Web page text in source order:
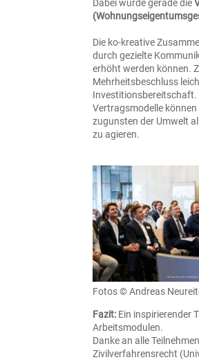
Dabei wurde gerade die
Die ko-kreative
durch gezielte
erhöht werden können.
Mehrheitsbeschluss
Investitionsbereitschaft.
Vertragsmodelle
zugunsten der Umwelt
zu agieren.
Fotos © Andreas
Fazit: Ein inspirierender
Arbeitsmodulen.
Danke an alle
Zivilverfahrensrecht